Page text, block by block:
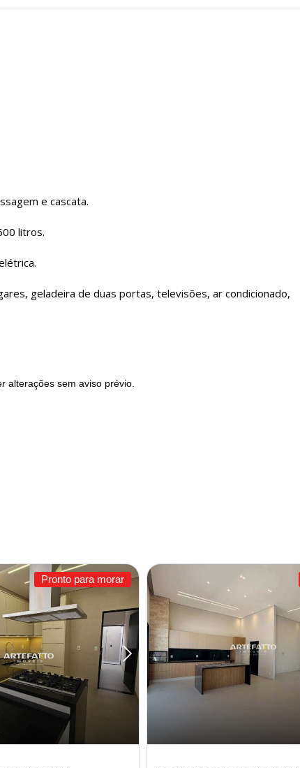
e cascata.
litros.
geladeira de duas portas, televisões, ar condicionado,
alterações sem aviso prévio.
Pronto para morar